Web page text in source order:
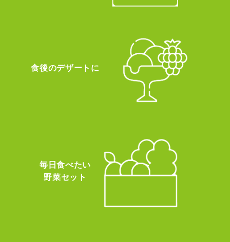
食後のデザートに
毎日食べたい
野菜セット